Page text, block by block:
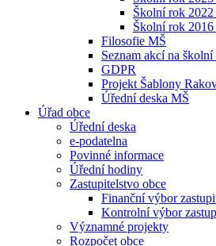
Školní rok
Školní rok
Filosofie MŠ
Seznam akcí na
GDPR
Projekt Šablony
Úřední deska MŠ
Úřad obce
Úřední deska
e-podatelna
Povinné informace
Úřední hodiny
Zastupitelstvo obce
Finanční výbor
Kontrolní výbor
Významné projekty
Rozpočet obce